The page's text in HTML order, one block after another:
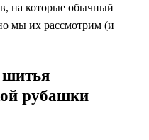
на которые обычный
мы их рассмотрим (и
шитья
рубашки